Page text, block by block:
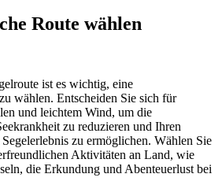
Route wählen
ist es wichtig, eine
wählen. Entscheiden Sie sich für
und leichtem Wind, um die
zu reduzieren und Ihren
zu ermöglichen. Wählen Sie
Aktivitäten an Land, wie
die Erkundung und Abenteuerlust bei